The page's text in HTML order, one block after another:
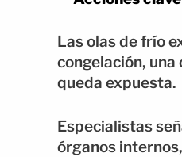
Las olas de frío
congelación,
queda expuesta.
Especialistas
órganos